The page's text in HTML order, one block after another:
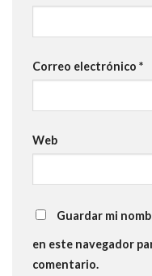
Correo electrónico *
Web
Guardar mi
en este navegador
comentario.